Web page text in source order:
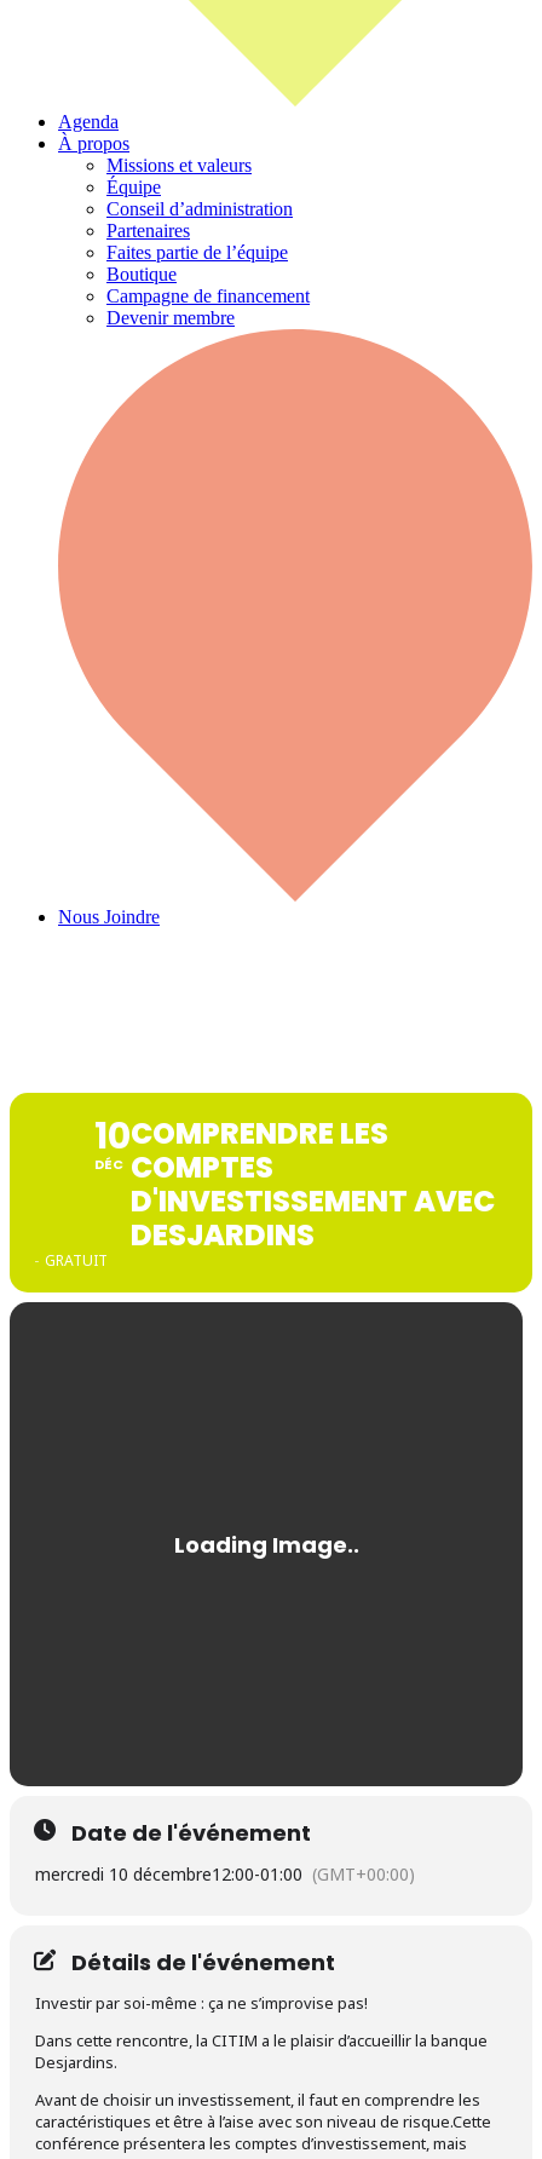
Agenda
À propos
Missions et valeurs
Équipe
Conseil d’administration
Partenaires
Faites partie de l’équipe
Boutique
Campagne de financement
Devenir membre
Nous Joindre
10
DÉC
COMPRENDRE LES
COMPTES
D'INVESTISSEMENT AVEC
DESJARDINS
- GRATUIT
Date de l'événement
mercredi 10 décembre12:00-01:00 (GMT+00:00)
Détails de l'événement
Investir par soi-même : ça ne s’improvise pas!
Dans cette rencontre, la CITIM a le plaisir d’accueillir la banque
Desjardins.
Avant de choisir un investissement, il faut en comprendre les
caractéristiques et être à l’aise avec son niveau de risque.Cette
conférence présentera les comptes d’investissement, mais